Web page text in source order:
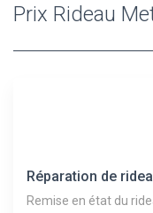
Prix Rideau
Réparation de
Remise en état du